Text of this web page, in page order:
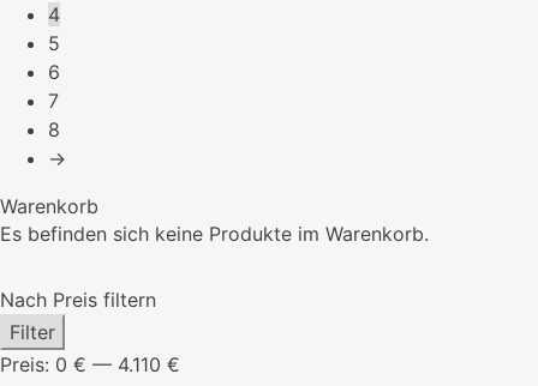
4
5
6
7
8
→
Warenkorb
Es befinden sich keine Produkte im Warenkorb.
Nach Preis filtern
Min.
Preis
Max.
Preis
Filter
Preis: 0 € — 4.110 €